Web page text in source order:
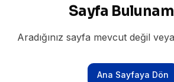
Sayfa
Aradığınız sayfa mevcut değil
Ana Sayfaya Dön